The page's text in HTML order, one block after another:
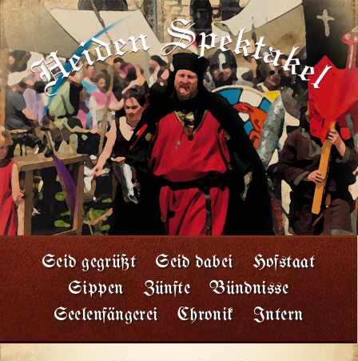
Seid gegrüßt Seid dabei
Hofstaat
Sippen
Zünfte
Bündnisse
Seelenfängerei
Chronik Intern